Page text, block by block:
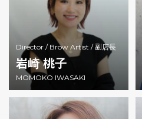
Director / Brow Artist / 副店長
岩崎 桃子
MOMOKO IWASAKI